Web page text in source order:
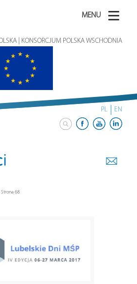
MENU
| KONSORCJUM POLSKA WSCHODNIA
PL EN
Strona 68